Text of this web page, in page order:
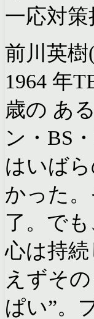
一応対
前川英
1964 年
歳の あ
ン・BS
はいば
かった。
了。で
心は持
えずそ
ぱい”。